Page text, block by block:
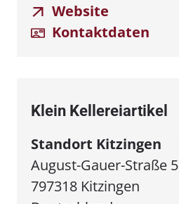
Website
Kontaktdaten
Klein Kellereiartikel
Standort Kitzingen
August-Gauer-Straße 5
797318 Kitzingen